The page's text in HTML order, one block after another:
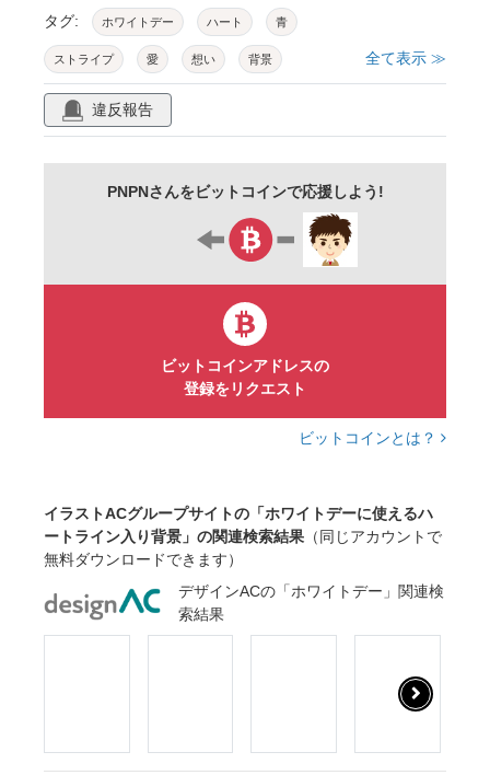
タグ: ホワイトデー ハート 青
ストライプ 愛 想い 背景
シンプル ファンシー
かわいい 使いやすい 壁紙 チラシ
全て表示 ≫
違反報告
PNPNさんをビットコインで応援しよう!
ビットコインアドレスの
登録をリクエスト
ビットコインとは？
イラストACグループサイトの「ホワイトデーに使えるハ
ートライン入り背景」の関連検索結果 （同じアカウントで
無料ダウンロードできます）
デザインACの「ホワイトデー」関連検
索結果